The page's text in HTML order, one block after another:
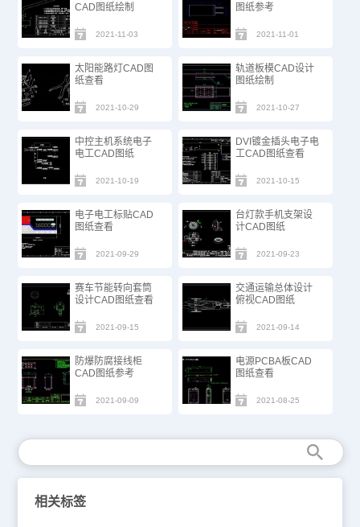
CAD图纸绘制
2021-11-03
图纸参考
2021-11-01
太阳能路灯CAD图
纸查看
2021-10-29
轨道板模CAD设计
图纸绘制
2021-10-27
中控主机系统电子
电工CAD图纸
2021-10-19
​DVI镀金插头电子电
工CAD图纸查看
2021-10-15
电子电工标贴CAD
图纸查看
2021-09-29
台灯款手机支架设
计CAD图纸
2021-09-23
赛车节能转向套筒
设计CAD图纸查看
2021-09-15
交通运输总体设计
俯视CAD图纸
2021-09-14
防爆防腐接线柜
CAD图纸参考
2021-09-09
电源PCBA板CAD
图纸查看
2021-08-25
相关标签